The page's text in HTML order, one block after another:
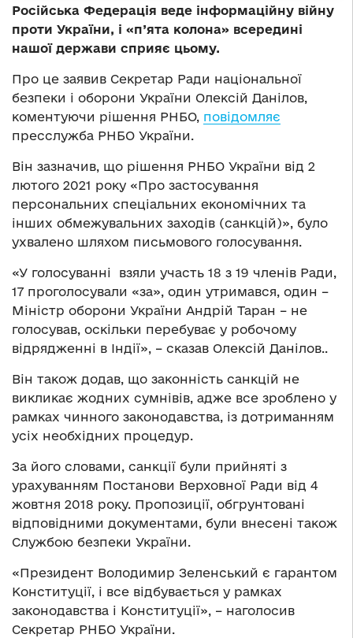
Російська Федерація веде інформаційну війну
проти України, і «п’ята колона» всередині
нашої держави сприяє цьому.
Про це заявив Секретар Ради національної
безпеки і оборони України Олексій Данілов,
коментуючи рішення РНБО, повідомляє
пресслужба РНБО України.
Він зазначив, що рішення РНБО України від 2
лютого 2021 року «Про застосування
персональних спеціальних економічних та
інших обмежувальних заходів (санкцій)», було
ухвалено шляхом письмового голосування.
«У голосуванні взяли участь 18 з 19 членів Ради,
17 проголосували «за», один утримався, один –
Міністр оборони України Андрій Таран – не
голосував, оскільки перебуває у робочому
відрядженні в Індії», – сказав Олексій Данілов..
Він також додав, що законність санкцій не
викликає жодних сумнівів, адже все зроблено у
рамках чинного законодавства, із дотриманням
усіх необхідних процедур.
За його словами, санкції були прийняті з
урахуванням Постанови Верховної Ради від 4
жовтня 2018 року. Пропозиції, обгрунтовані
відповідними документами, були внесені також
Службою безпеки України.
«Президент Володимир Зеленський є гарантом
Конституції, і все відбувається у рамках
законодавства і Конституції», – наголосив
Секретар РНБО України.